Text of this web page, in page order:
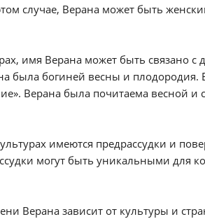
случае, Верана может быть
имя Верана может быть связано
была богиней весны и плодородия.
Верана была почитаема весной
имеются предрассудки и
могут быть уникальными для
Верана зависит от культуры и